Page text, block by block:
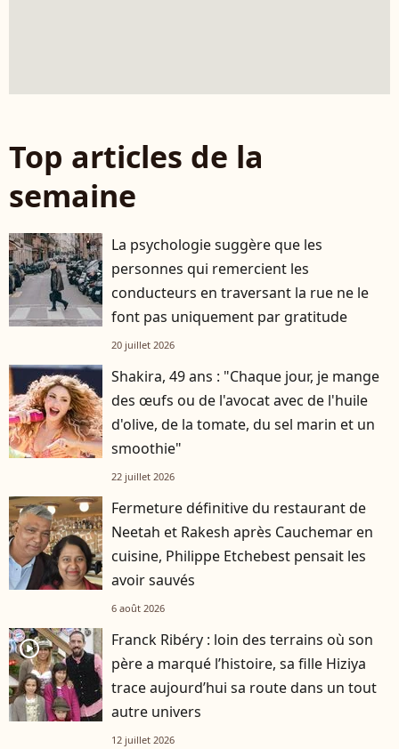
Top articles de la
semaine
La psychologie suggère que les
personnes qui remercient les
conducteurs en traversant la rue ne le
font pas uniquement par gratitude
20 juillet 2026
Shakira, 49 ans : "Chaque jour, je mange
des œufs ou de l'avocat avec de l'huile
d'olive, de la tomate, du sel marin et un
smoothie"
22 juillet 2026
Fermeture définitive du restaurant de
Neetah et Rakesh après Cauchemar en
cuisine, Philippe Etchebest pensait les
avoir sauvés
6 août 2026
player2
Franck Ribéry : loin des terrains où son
père a marqué l’histoire, sa fille Hiziya
trace aujourd’hui sa route dans un tout
autre univers
12 juillet 2026